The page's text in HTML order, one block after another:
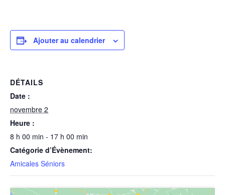
Ajouter au calendrier
DÉTAILS
Date :
novembre 2
Heure :
8 h 00 min - 17 h 00 min
Catégorie d’Évènement:
Amicales Séniors